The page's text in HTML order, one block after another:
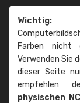
Wichtig:
Farben nicht
Verwenden Sie
dieser Seite
empfehlen
physischen